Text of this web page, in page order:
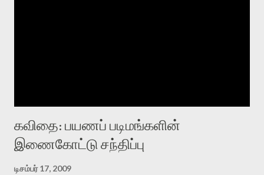
கவிதை: பயணப் படிமங்களின்
இணைகோட்டு சந்திப்பு
டிசம்பர் 17, 2009